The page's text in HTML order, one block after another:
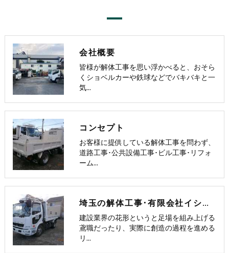
会社概要
皆様が解体工事を思い浮かべると、おそら
くショベルカーや鉄球などでバキバキと一
気…
コンセプト
お客様に提供している解体工事を問わず、
道路工事･公共設備工事･ビル工事･リフォ
ーム…
埼玉の解体工事･有限会社イシカワ興業の口コミ情報
建設業界の花形というと足場を組み上げる
鳶職だったり、実際に創造の過程を進める
リ…